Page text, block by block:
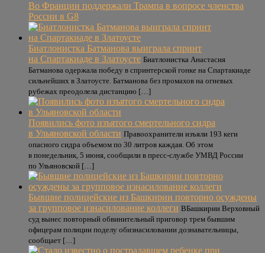
Во Франции поддержали Трампа в вопросе членства
России в G8
Биатлонистка Батманова выиграла спринт
на Спартакиаде в Златоусте Биатлонистка Анастасия
Батманова одержала победу в спринтерской гонке на Спартакиаде
сильнейших в Златоусте. Батманова без промахов на огневых
рубежах преодолела дистанцию […]
Появились фото изъятого смертельного сидра
в Ульяновской области Правоохранители изъяли 193 кеги
опасного сидра объемом по 30 литров каждая. Об этом
в понедельник, 5 июня, сообщили в пресс-службе УМВД России
по Ульяновской […]
Бывшие полицейские из Башкирии повторно осуждены
за групповое изнасилование коллеги ВБашкирии Верховный
суд вынес повторный обвинительный приговор трем бывшим
офицерам полиции поделу обизнасиловании дознавательницы,
сообщает […]